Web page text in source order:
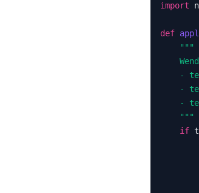
import
def
    """
if